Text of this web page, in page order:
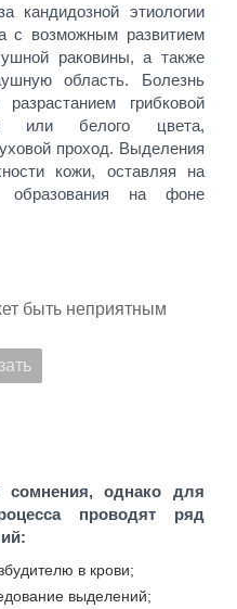
кандидозной этиологии
с возможным развитием
раковины, а также
область. Болезнь
грибковой
или белого цвета,
проход. Выделения
кожи, оставляя на
образования на фоне
быть неприятным
сомнения, однако для
проводят ряд
в крови;
выделений;